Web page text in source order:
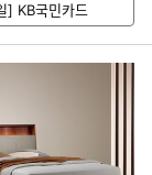
] KB국민카드